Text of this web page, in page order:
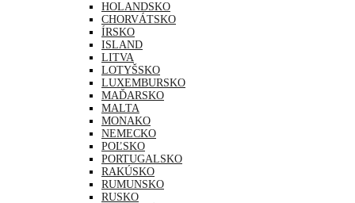
HOLANDSKO
CHORVÁTSKO
ÍRSKO
ISLAND
LITVA
LOTYŠSKO
LUXEMBURSKO
MAĎARSKO
MALTA
MONAKO
NEMECKO
POĽSKO
PORTUGALSKO
RAKÚSKO
RUMUNSKO
RUSKO